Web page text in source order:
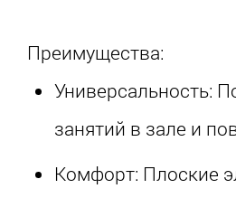
Преимущества:
Универсальность:
занятий в зале и
Комфорт: Плоские